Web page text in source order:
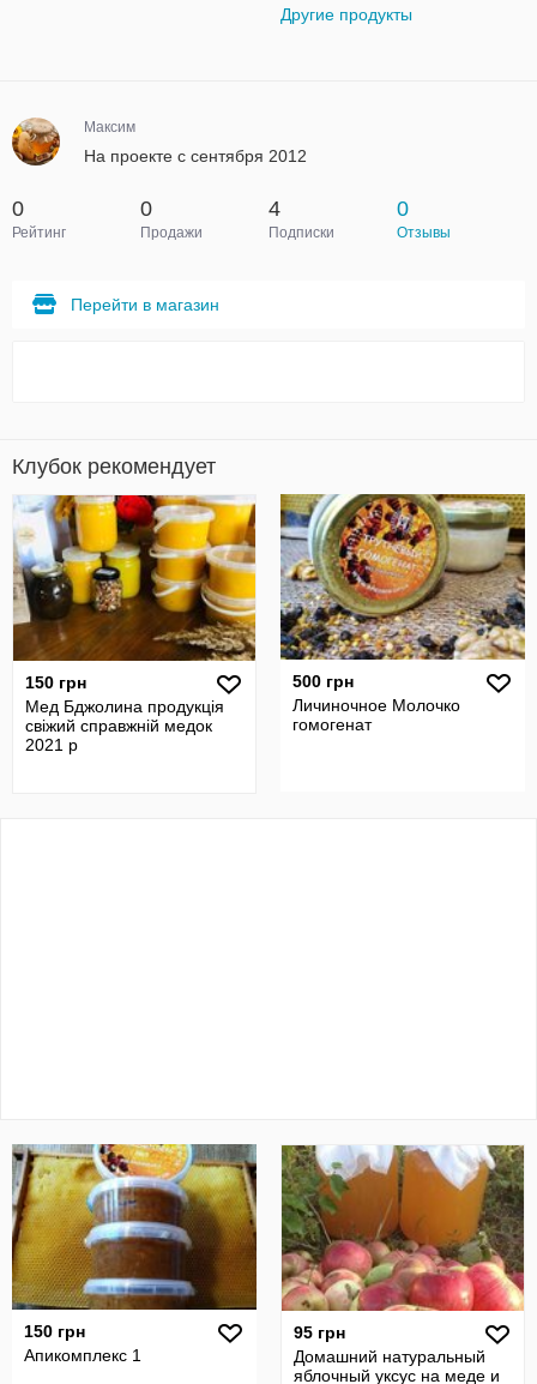
Другие продукты
Максим
На проекте с сентября 2012
0
Рейтинг
0
Продажи
4
Подписки
0
Отзывы
Перейти в магазин
Клубок рекомендует
150 грн
Мед Бджолина продукція
свіжий справжній медок
2021 р
500 грн
Личиночное Молочко
гомогенат
150 грн
Апикомплекс 1
95 грн
Домашний натуральный
яблочный уксус на меде и